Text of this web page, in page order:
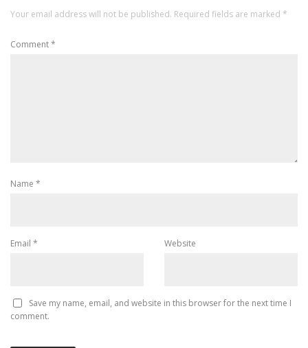
Your email address will not be published. Required fields are marked *
Comment*
Name *
Email * Website
Save my name, email, and website in this browser for the next time I
comment.